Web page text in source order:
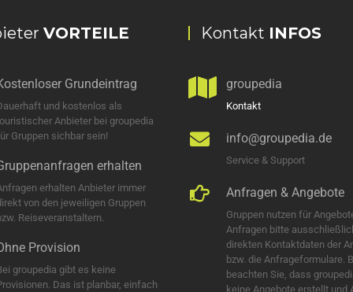
VORTEILE
Grundeintrag
und kostenlos als
Anbieter bei groupedia
Gruppen sichbar sein!
erhalten
erhalten Anbieter immer
von den jeweiligen Gruppen
Reiseveranstaltern.
Provision
groupedia gibt es keine
Das ist planbar, einfach
Kontakt INFOS
groupedia
Kontakt
info@groupedia.de
Service & Support
Anfragen & Angebote
Gruppen nutzen für
Anfragen bitte
direkten Kontaktdaten der
bzw. die Anfrageformulare.
beachten Sie, dass
keine Angebote erstellt und